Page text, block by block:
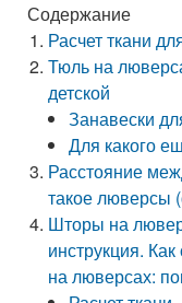
Содержание
Расчет ткани
Тюль на
детской
Занавески
Для какого
Расстояние
такое люверсы
Шторы на
инструкция.
на люверсах: